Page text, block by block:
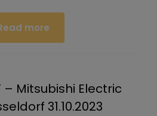
more
– Mitsubishi Electric
31.10.2023